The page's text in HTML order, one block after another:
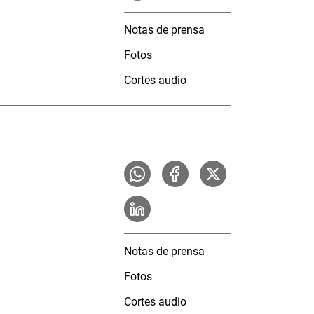
Notas de prensa
Fotos
Cortes audio
Notas de prensa
Fotos
Cortes audio